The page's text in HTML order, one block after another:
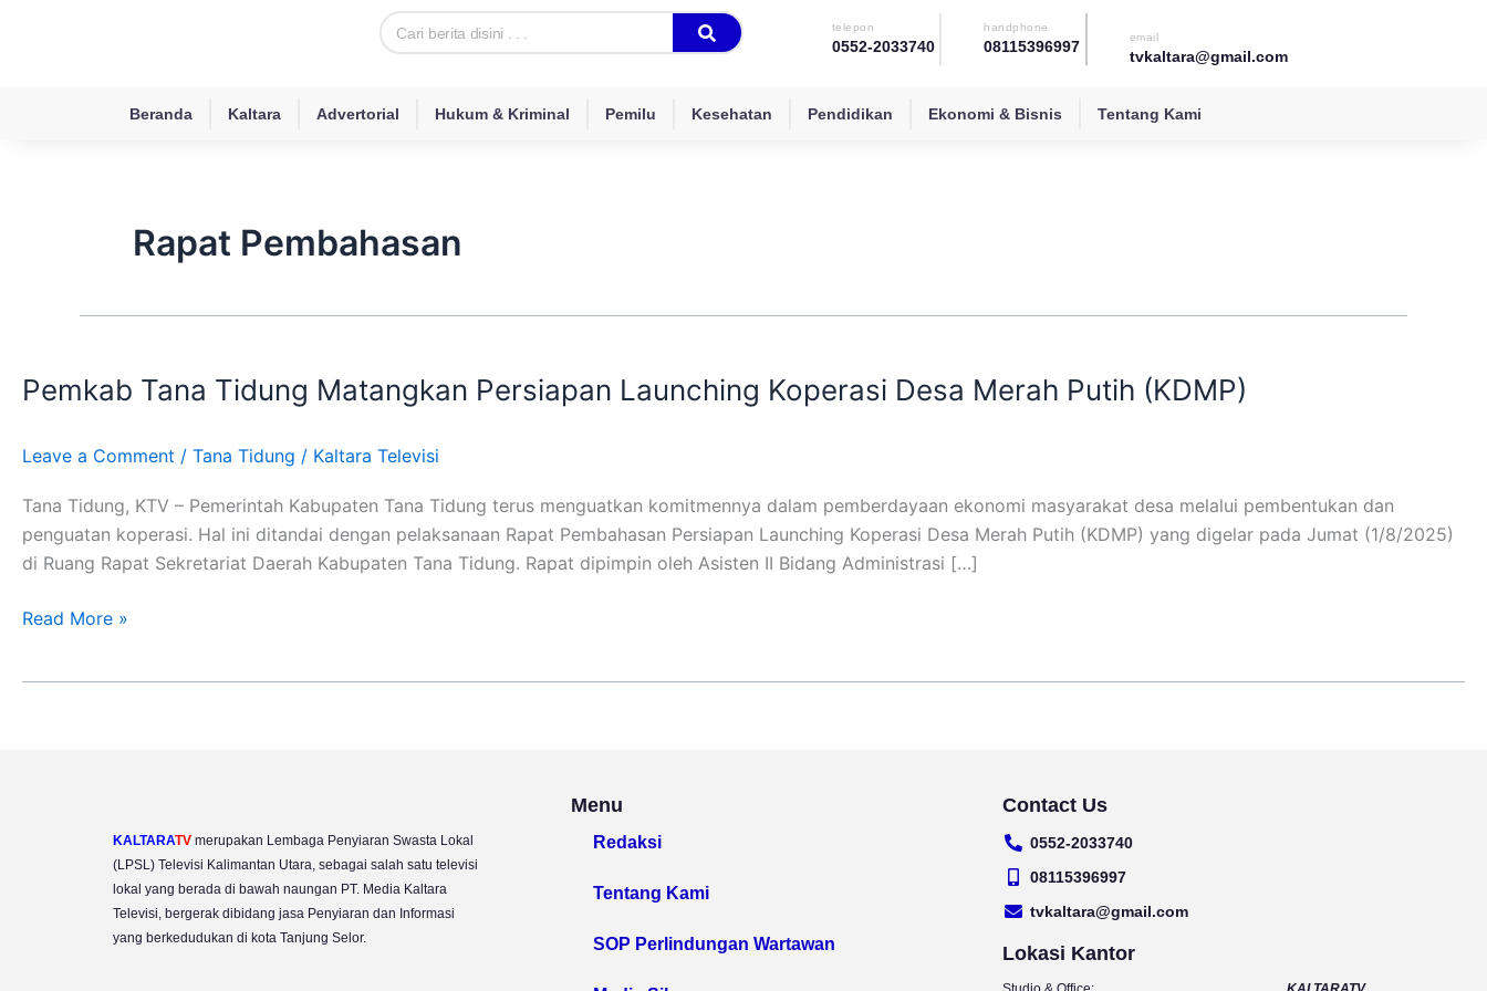
Search telepon
0552-2033740
handphone
08115396997
email
tvkaltara@gmail.com
Beranda Kaltara Advertorial Hukum & Kriminal Pemilu Kesehatan Pendidikan Ekonomi & Bisnis Tentang Kami
Rapat Pembahasan
Pemkab Tana Tidung Matangkan Persiapan Launching Koperasi Desa Merah Putih (KDMP)
Leave a Comment / Tana Tidung / Kaltara Televisi
Tana Tidung, KTV – Pemerintah Kabupaten Tana Tidung terus menguatkan komitmennya dalam pemberdayaan ekonomi masyarakat desa melalui pembentukan dan
penguatan koperasi. Hal ini ditandai dengan pelaksanaan Rapat Pembahasan Persiapan Launching Koperasi Desa Merah Putih (KDMP) yang digelar pada Jumat (1/8/2025)
di Ruang Rapat Sekretariat Daerah Kabupaten Tana Tidung. Rapat dipimpin oleh Asisten II Bidang Administrasi […]
Tidung
Persiapan
Koperasi
Desa
Merah
(KDMP)
Read More »
KALTARATV merupakan Lembaga Penyiaran Swasta Lokal
(LPSL) Televisi Kalimantan Utara, sebagai salah satu televisi
lokal yang berada di bawah naungan PT. Media Kaltara
Televisi, bergerak dibidang jasa Penyiaran dan Informasi
yang berkedudukan di kota Tanjung Selor.
Menu
Redaksi
Tentang Kami
SOP Perlindungan Wartawan
Contact Us
0552-2033740
08115396997
tvkaltara@gmail.com
Lokasi Kantor